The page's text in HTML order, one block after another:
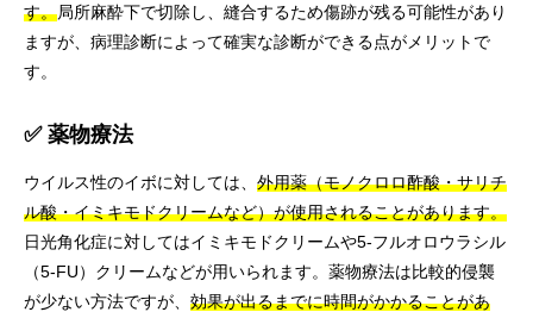
す。局所麻酔下で切除し、縫合するため傷跡が残る可能性があり
ますが、病理診断によって確実な診断ができる点がメリットで
す。
✅ 薬物療法
ウイルス性のイボに対しては、 外用薬（モノクロロ酢酸・サリチ
ル酸・イミキモドクリームなど）が使用されることがあります。
日光角化症に対してはイミキモドクリームや5-フルオロウラシル
（5-FU）クリームなどが用いられます。薬物療法は比較的侵襲
が少ない方法ですが、 効果が出るまでに時間がかかることがあ